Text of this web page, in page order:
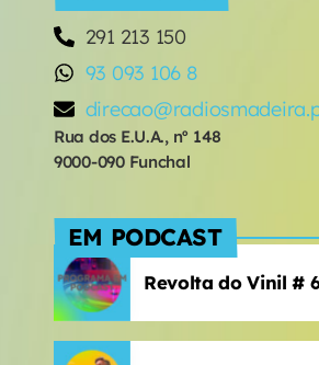
291 213 150
93 093 106 8
Rua dos E.U.A., nº 148
9000-090 Funchal
EM PODCAST
Revolta do Vinil #